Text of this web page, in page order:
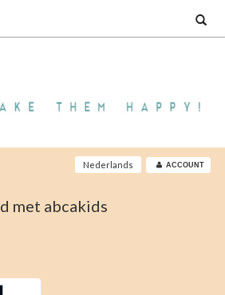
Nederlands ACCOUNT
met abcakids